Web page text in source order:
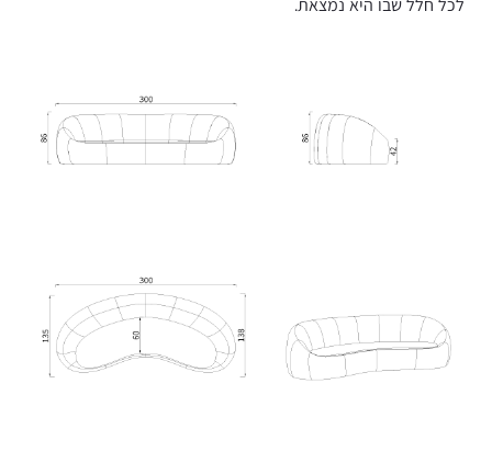
לכל חלל שבו היא נמצאת.